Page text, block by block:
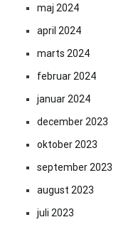
maj 2024
april 2024
marts 2024
februar 2024
januar 2024
december 2023
oktober 2023
september 2023
august 2023
juli 2023